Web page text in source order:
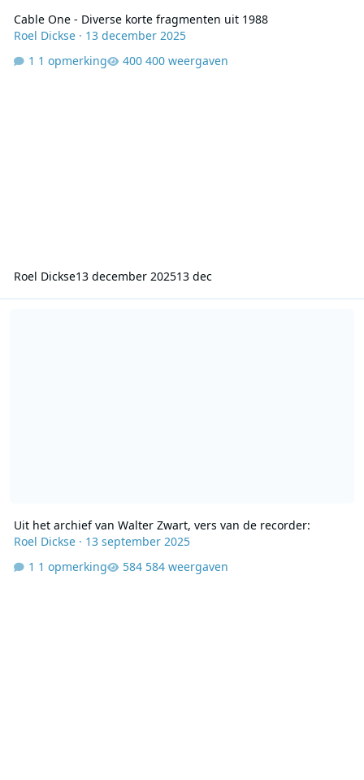
Cable One - Diverse korte fragmenten uit 1988
Roel Dickse· 13 december 2025
1 opmerking
400 weergaven
Roel Dickse13 december 202513 dec
Uit het archief van Walter Zwart, vers van de recorder:
Roel Dickse· 13 september 2025
1 opmerking
584 weergaven